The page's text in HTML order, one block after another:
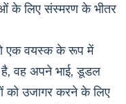
के लिए संस्मरण के भीतर
एक वयस्क के रूप में
है, वह अपने भाई, डूडल
को उजागर करने के लिए